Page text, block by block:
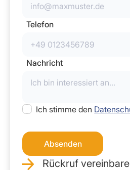
Telefon
Nachricht
Ich stimme den
Rückruf